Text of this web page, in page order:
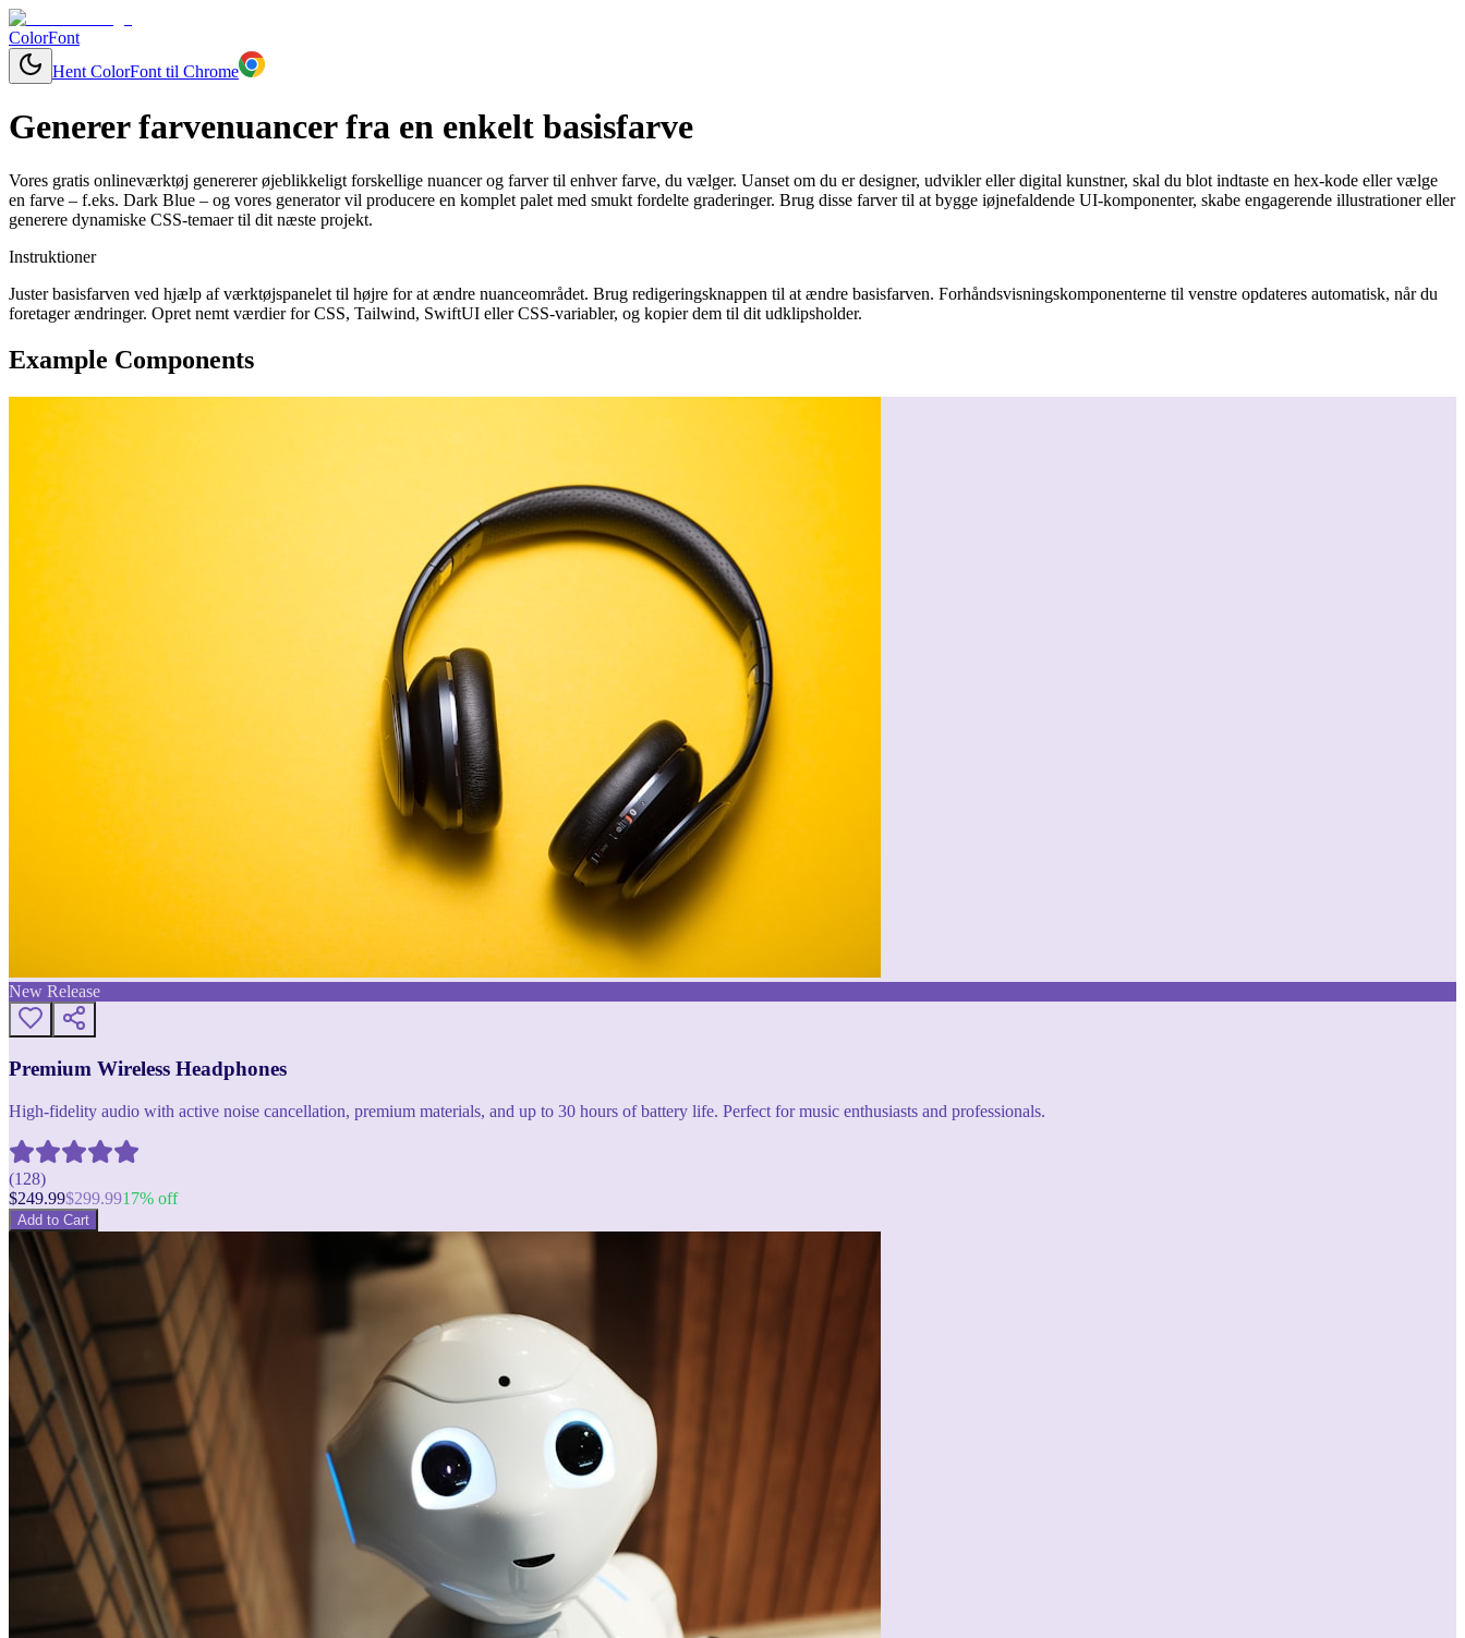
ColorFont
Hent ColorFont til Chrome
Generer farvenuancer fra en enkelt basisfarve
Vores gratis onlineværktøj genererer øjeblikkeligt forskellige nuancer og farver til enhver farve, du vælger. Uanset om du er designer, udvikler eller digital kunstner, skal du blot indtaste en hex-kode eller vælge
en farve – f.eks. Dark Blue – og vores generator vil producere en komplet palet med smukt fordelte graderinger. Brug disse farver til at bygge iøjnefaldende UI-komponenter, skabe engagerende illustrationer eller
generere dynamiske CSS-temaer til dit næste projekt.
Instruktioner
Juster basisfarven ved hjælp af værktøjspanelet til højre for at ændre nuanceområdet. Brug redigeringsknappen til at ændre basisfarven. Forhåndsvisningskomponenterne til venstre opdateres automatisk, når du
foretager ændringer. Opret nemt værdier for CSS, Tailwind, SwiftUI eller CSS-variabler, og kopier dem til dit udklipsholder.
Example Components
New Release
Premium Wireless Headphones
High-fidelity audio with active noise cancellation, premium materials, and up to 30 hours of battery life. Perfect for music enthusiasts and professionals.
(128)
$249.99$299.9917% off
Add to Cart